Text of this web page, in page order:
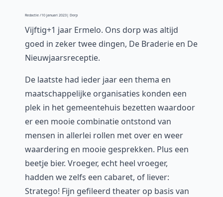
Redactie /10 januari 2023| Dorp
Vijftig+1 jaar Ermelo. Ons dorp was altijd
goed in zeker twee dingen, De Braderie en De
Nieuwjaarsreceptie.
De laatste had ieder jaar een thema en
maatschappelijke organisaties konden een
plek in het gemeentehuis bezetten waardoor
er een mooie combinatie ontstond van
mensen in allerlei rollen met over en weer
waardering en mooie gesprekken. Plus een
beetje bier. Vroeger, echt heel vroeger,
hadden we zelfs een cabaret, of liever:
Stratego! Fijn gefileerd theater op basis van